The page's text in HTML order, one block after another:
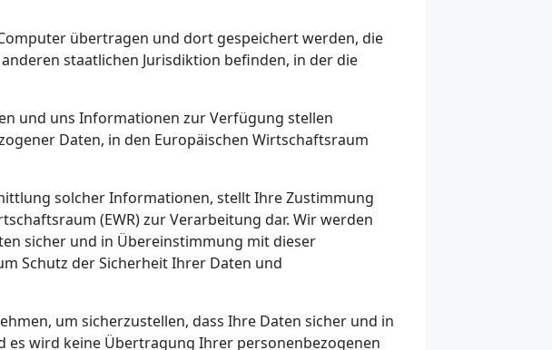
übertragen und dort gespeichert werden, die
staatlichen Jurisdiktion befinden, in der die
und uns Informationen zur Verfügung stellen
Daten, in den Europäischen Wirtschaftsraum
solcher Informationen, stellt Ihre Zustimmung
(EWR) zur Verarbeitung dar. Wir werden
sicher und in Übereinstimmung mit dieser
Schutz der Sicherheit Ihrer Daten und
um sicherzustellen, dass Ihre Daten sicher und in
wird keine Übertragung Ihrer personenbezogenen